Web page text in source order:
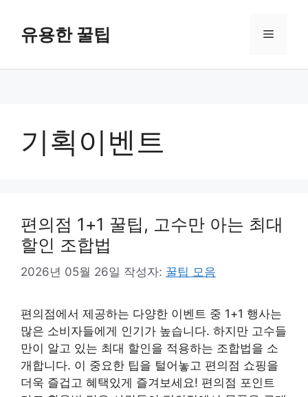
유용한 꿀팁 메
기획이벤트
편의점 1+1 꿀팁, 고수만 아는 최대
할인 조합법
2026년 05월 26일 작성자: 꿀팁 모음
편의점에서 제공하는 다양한 이벤트 중 1+1 행사는
많은 소비자들에게 인기가 높습니다. 하지만 고수들
만이 알고 있는 최대 할인을 적용하는 조합법을 소
개합니다. 이 중요한 팁을 털어놓고 편의점 쇼핑을
더욱 즐겁고 혜택있게 즐겨보세요! 편의점 포인트